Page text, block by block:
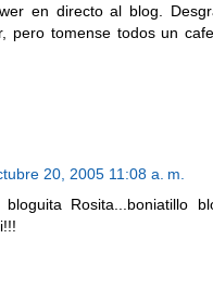
en directo al blog.
pero tomense todos un
20, 2005 11:08 a. m.
Rosita...boniatillo